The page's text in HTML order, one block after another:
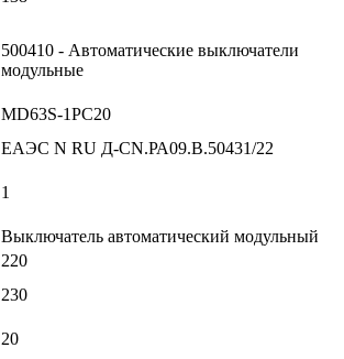
500410 - Автоматические выключатели
модульные
MD63S-1PC20
ЕАЭС N RU Д-CN.РА09.В.50431/22
1
Выключатель автоматический модульный
220
230
20